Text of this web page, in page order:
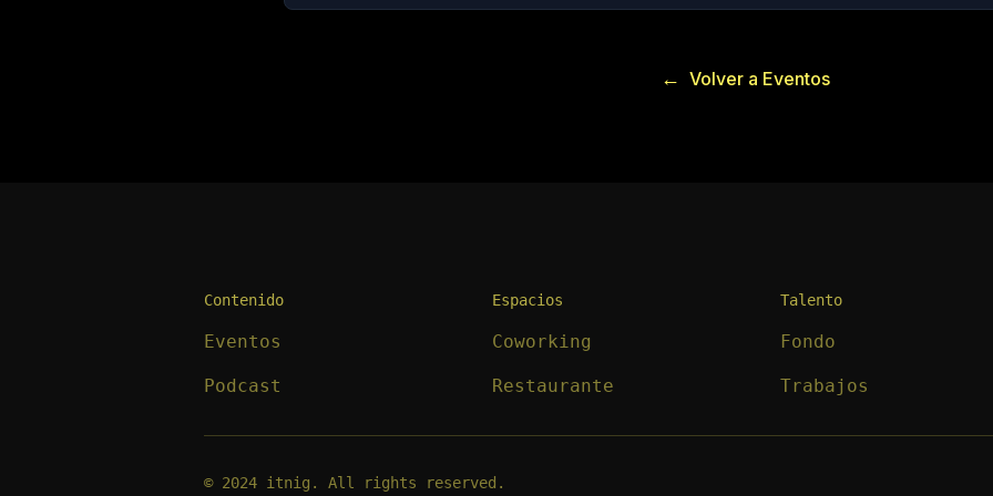
← Volver a Eventos
Contenido
Eventos
Podcast
Espacios
Coworking
Restaurante
Talento
Fondo
Trabajos
© 2024 itnig. All rights reserved.